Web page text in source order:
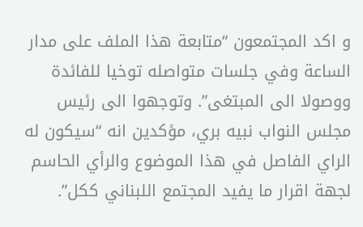
و اكد المجتمعون “متابعة هذا الملف على مدار
الساعة وفي جلسات متواصله توخيا للفائدة
ووصولا الى المبتغى”. وتوجهوا الى رئيس
مجلس النواب نبيه بري، مؤكدين انه “سيكون له
الراي الفاصل في هذا الموضوع والرأي الحاسم
لجهة اقرار ما يفيد المجتمع اللبناني ككل”.